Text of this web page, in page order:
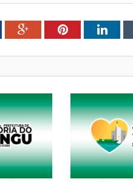
Google+Pinterest